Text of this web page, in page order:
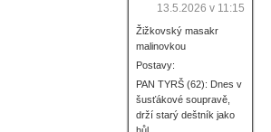
13.5.2026 v 11:15
Žižkovský masakr
malinovkou
Postavy:
PAN TYRŠ (62): Dnes v
šusťákové soupravě,
drží starý deštník jako